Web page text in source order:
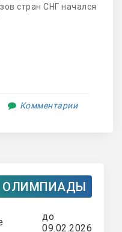
стран СНГ начался
Комментарии
ОЛИМПИАДЫ
до
09.02.2026